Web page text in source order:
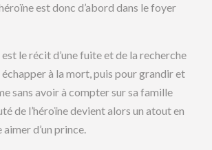
est donc d’abord dans le foyer
le récit d’une fuite et de la recherche
échapper à la mort, puis pour grandir et
sans avoir à compter sur sa famille
de l’héroïne devient alors un atout en
d’un prince.